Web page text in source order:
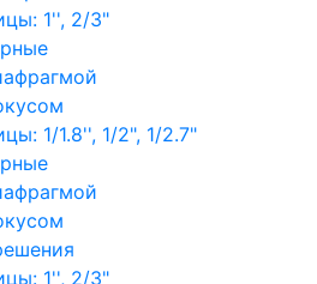
1'', 2/3"
1/1.8'', 1/2", 1/2.7"
1'', 2/3"